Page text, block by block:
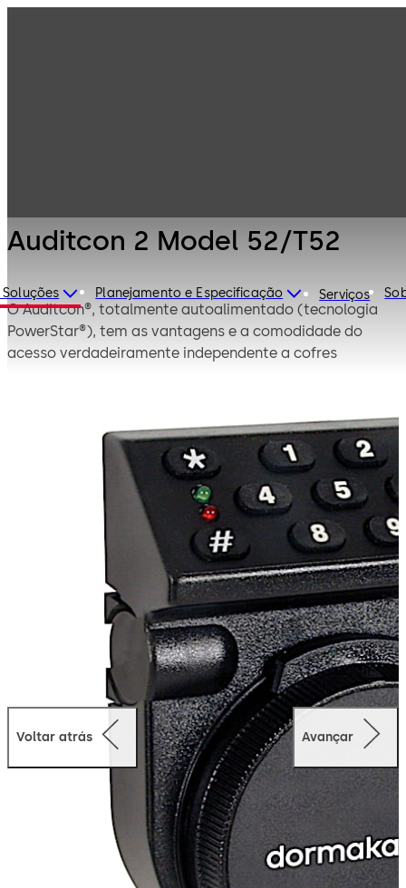
Planejamento e Especificação Serviços
Auditcon 2 Model 52/T52
O Auditcon®, totalmente autoalimentado (tecnologia
PowerStar®), tem as vantagens e a comodidade do
acesso verdadeiramente independente a cofres
mercados retalhistas, comerciais e industriais. O
modelo 52 tem todas as funções básicas para
aplicações residenciais e comerciais com a
conveniência do bloqueio eletrónico.
Como alternativa, disponibilizamos o T52 com funções
de retardamento.
Voltar atrás Avançar